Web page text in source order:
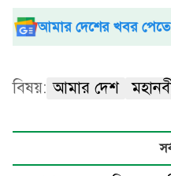
আমার দেশের খবর
বিষয়: আমার দেশ